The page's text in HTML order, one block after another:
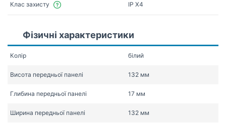
Клас захисту IP X4
Фізичні характеристики
Колір білий
Висота передньої панелі 132 мм
Глибина передньої панелі 17 мм
Ширина передньої панелі 132 мм